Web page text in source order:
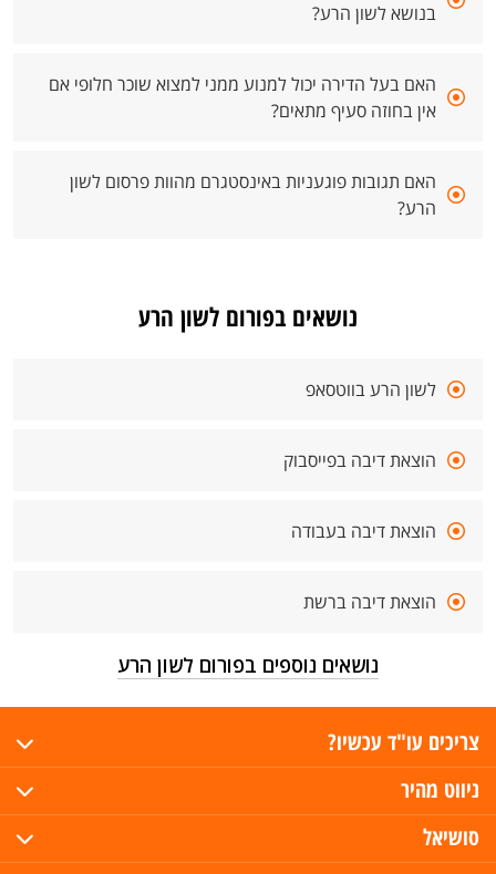
בנושא לשון הרע?
האם בעל הדירה יכול למנוע ממני למצוא שוכר חלופי אם
אין בחוזה סעיף מתאים?
האם תגובות פוגעניות באינסטגרם מהוות פרסום לשון
הרע?
נושאים בפורום לשון הרע
לשון הרע בווטסאפ
הוצאת דיבה בפייסבוק
הוצאת דיבה בעבודה
הוצאת דיבה ברשת
נושאים נוספים בפורום לשון הרע
צריכים עו"ד עכשיו?
ניווט מהיר
סושיאל